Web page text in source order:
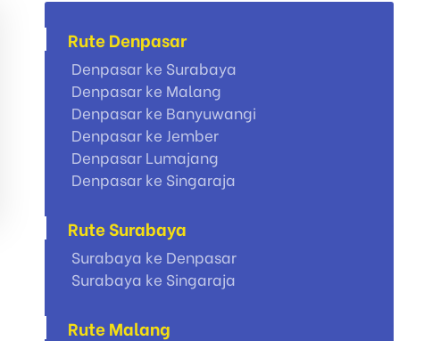
Rute Denpasar
Denpasar ke Surabaya
Denpasar ke Malang
Denpasar ke Banyuwangi
Denpasar ke Jember
Denpasar Lumajang
Denpasar ke Singaraja
Rute Surabaya
Surabaya ke Denpasar
Surabaya ke Singaraja
Rute Malang